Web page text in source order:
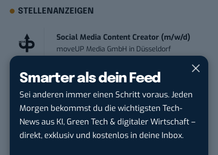
Smarter als dein Feed
Sei anderen immer einen Schritt voraus. Jeden
Morgen bekommst du die wichtigsten Tech-
News aus KI, Green Tech & digitaler Wirtschaft –
direkt, exklusiv und kostenlos in deine Inbox.
STELLENANZEIGEN
Social Media Content Creator (m/w/d)
moveUP Media GmbH in Düsseldorf
Anforderungs- und Projektmanager
touristische...
trendtours Holding GmbH in Eschborn
IT Sales & Online Marketing Manager